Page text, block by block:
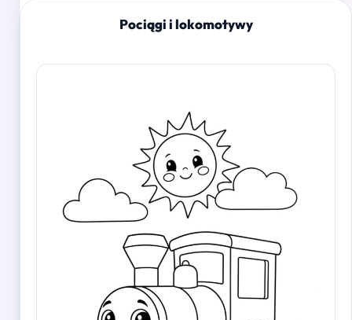
Pociągi i lokomotywy